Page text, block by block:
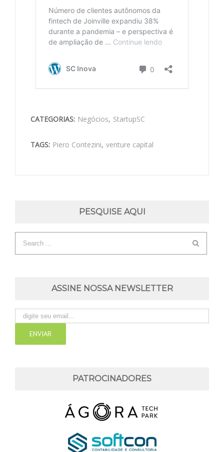
CATEGORIAS: Negócios, StartupSC
TAGS: Piero Contezini, venture capital
PESQUISE AQUI
ASSINE NOSSA NEWSLETTER
PATROCINADORES